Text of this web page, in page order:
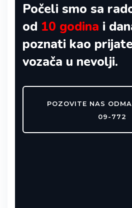
Počeli smo sa
od 10 godina i
poznati kao
vozača u nevolji.
POZOVITE NAS
09-772